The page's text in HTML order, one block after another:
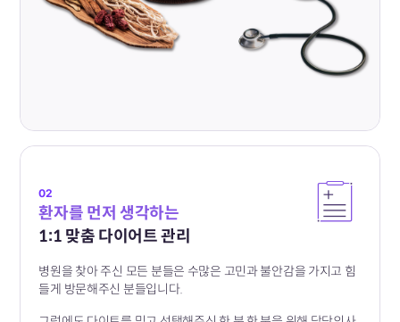
02
환자를 먼저 생각하는
1:1 맞춤 다이어트 관리
병원을 찾아 주신 모든 분들은 수많은 고민과 불안감을 가지고 힘
들게 방문해주신 분들입니다.